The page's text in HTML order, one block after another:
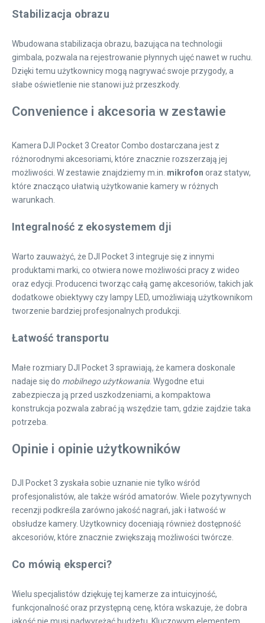
Stabilizacja obrazu
Wbudowana stabilizacja obrazu, bazująca na technologii
gimbala, pozwala na rejestrowanie płynnych ujęć nawet w ruchu.
Dzięki temu użytkownicy mogą nagrywać swoje przygody, a
słabe oświetlenie nie stanowi już przeszkody.
Convenience i akcesoria w zestawie
Kamera DJI Pocket 3 Creator Combo dostarczana jest z
różnorodnymi akcesoriami, które znacznie rozszerzają jej
możliwości. W zestawie znajdziemy m.in. mikrofon oraz statyw,
które znacząco ułatwią użytkowanie kamery w różnych
warunkach.
Integralność z ekosystemem dji
Warto zauważyć, że DJI Pocket 3 integruje się z innymi
produktami marki, co otwiera nowe możliwości pracy z wideo
oraz edycji. Producenci tworząc całą gamę akcesoriów, takich jak
dodatkowe obiektywy czy lampy LED, umożliwiają użytkownikom
tworzenie bardziej profesjonalnych produkcji.
Łatwość transportu
Małe rozmiary DJI Pocket 3 sprawiają, że kamera doskonale
nadaje się do mobilnego użytkowania . Wygodne etui
zabezpiecza ją przed uszkodzeniami, a kompaktowa
konstrukcja pozwala zabrać ją wszędzie tam, gdzie zajdzie taka
potrzeba.
Opinie i opinie użytkowników
DJI Pocket 3 zyskała sobie uznanie nie tylko wśród
profesjonalistów, ale także wśród amatorów. Wiele pozytywnych
recenzji podkreśla zarówno jakość nagrań, jak i łatwość w
obsłudze kamery. Użytkownicy doceniają również dostępność
akcesoriów, które znacznie zwiększają możliwości twórcze.
Co mówią eksperci?
Wielu specjalistów dziękuję tej kamerze za intuicyjność,
funkcjonalność oraz przystępną cenę, która wskazuje, że dobra